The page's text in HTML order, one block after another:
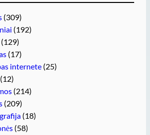
(309)
(192)
(129)
(17)
internete (25)
(12)
(214)
(209)
(18)
(58)